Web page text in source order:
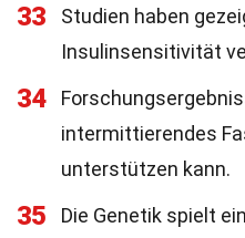
33
Studien haben
Insulinsensitivität
34
intermittierendes
unterstützen kann.
35
Die Genetik spielt